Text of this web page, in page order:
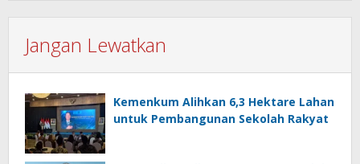
Jangan Lewatkan
Kemenkum Alihkan 6,3 Hektare Lahan
untuk Pembangunan Sekolah Rakyat